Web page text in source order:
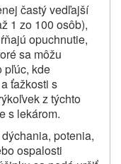
častý vedľajší
1 zo 100 osôb),
opuchnutie,
sa môžu
pľúc, kde
ťažkosti s
z týchto
s lekárom.
potenia,
ospalosti